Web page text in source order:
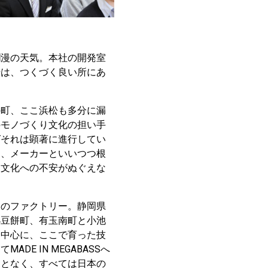
の天気。本社の開発室
、つくづく良い所にあ
、ここ浜松も多分に漏
ノづくり文化の担い手
れは顕著に進行してい
メーカーといいつつ根
化への不安がぬぐえな
ファクトリー。静岡県
餅町、有玉南町と小池
心に、ここで育った技
MADE IN MEGABASSへ
なく、すべては日本の